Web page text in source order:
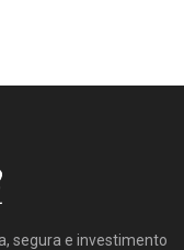
segura e investimento